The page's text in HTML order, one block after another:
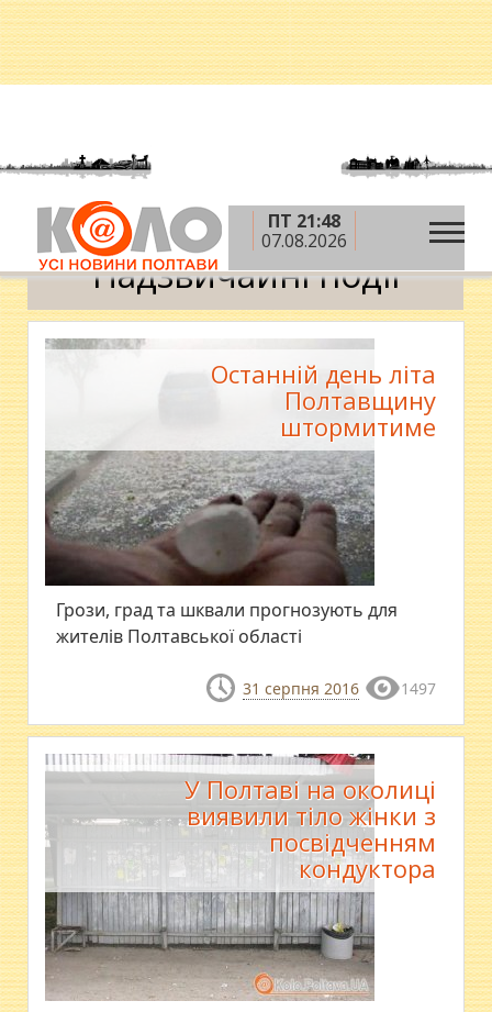
ПТ 21:48
07.08.2026
Головна » Новини » Надзвичайні події
Надзвичайні події
Останній день літа
Полтавщину
штормитиме
Грози, град та шквали прогнозують для
жителів Полтавської області
31 серпня 2016 1497
У Полтаві на околиці
виявили тіло жінки з
посвідченням
кондуктора